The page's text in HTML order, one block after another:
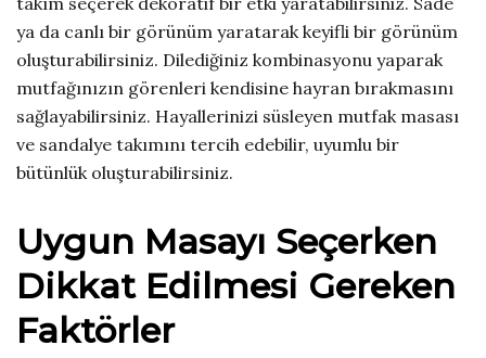
ya da canlı bir görünüm yaratarak keyifli bir görünüm
oluşturabilirsiniz. Dilediğiniz kombinasyonu yaparak
mutfağınızın görenleri kendisine hayran bırakmasını
sağlayabilirsiniz. Hayallerinizi süsleyen mutfak masası
ve sandalye takımını tercih edebilir, uyumlu bir
bütünlük oluşturabilirsiniz.
Uygun Masayı Seçerken
Dikkat Edilmesi Gereken
Faktörler